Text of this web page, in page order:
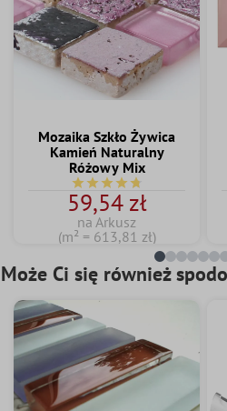
Mozaika Szkło Żywica
Kamień Naturalny
Różowy Mix
Średnia ocena 4.7 z 5
59,54 zł
na Arkusz
(m² = 613,81 zł)
Może Ci się również